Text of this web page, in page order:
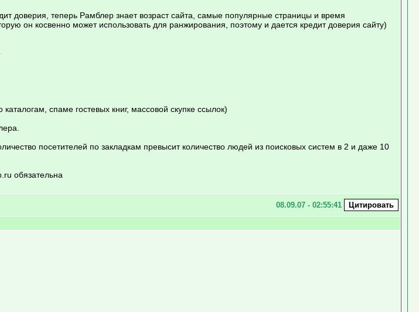
доверия, теперь Рамблер знает возраст сайта, самые популярные страницы и время
он косвенно может использовать для ранжирования, поэтому и дается кредит доверия сайту)
спаме гостевых книг, массовой скупке ссылок)
посетителей по закладкам превысит количество людей из поисковых систем в 2 и даже 10
обязательна
08.09.07 - 02:55:41